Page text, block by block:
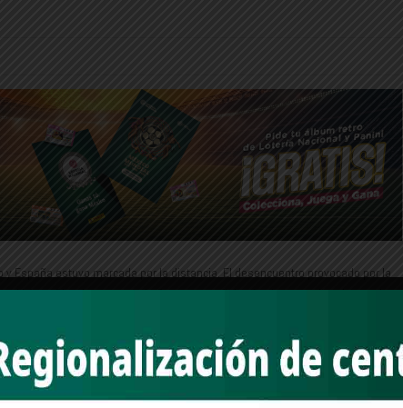
y España estuvo marcada por la distancia. El desencuentro provocado por la
López Obrador para que la Corona española ofreciera una disculpa por los
gobiernos en una dinámica de frialdad institucional que parecía difícil de
como la política misma, rara vez permanece inmóvil.
Sheinbaum y el rey Felipe VI representa mucho más que una fotografía
ambos países han decidido privilegiar el diálogo sin renunciar a sus